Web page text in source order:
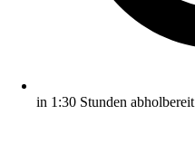
in 1:30 Stunden abholbereit